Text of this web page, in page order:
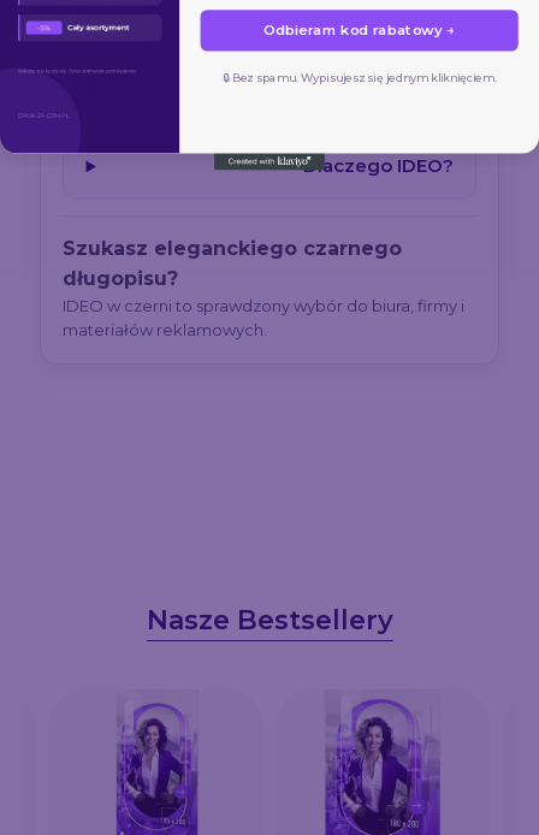
Zastosowania
Dlaczego IDEO?
Szukasz eleganckiego czarnego
długopisu?
IDEO w czerni to sprawdzony wybór do biura, firmy i
materiałów reklamowych.
Nasze Bestsellery
Odbieram kod rabatowy →
🔒 Bez spamu. Wypisujesz się jednym kliknięciem.